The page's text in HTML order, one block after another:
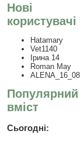
Нові
користувачі
Hatamary
Vet1140
Ірина 14
Roman May
ALENA_16_08
Популярний
вміст
Сьогодні: